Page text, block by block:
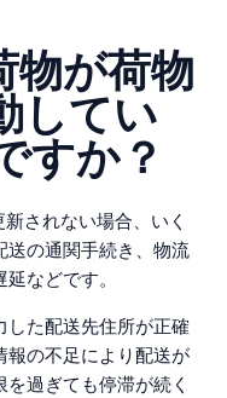
物が荷物
してい
すか？
されない場合、いく
送の通関手続き、物流
などです。
した配送先住所が正確
報の不足により配送が
過ぎても停滞が続く